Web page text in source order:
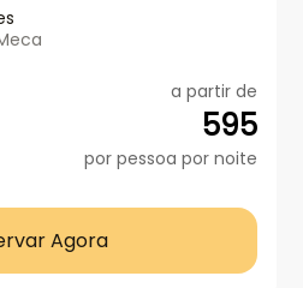
a partir de
595
por pessoa por noite
Agora